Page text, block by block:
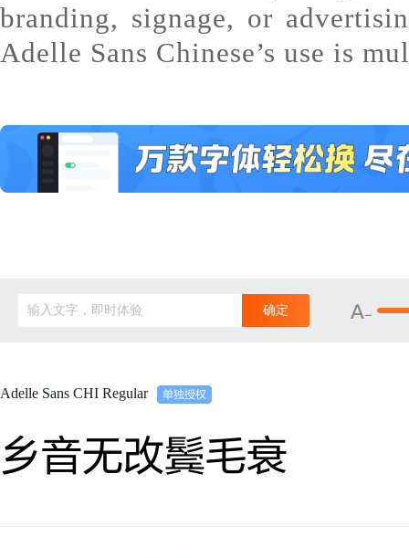
branding, signage, or
Adelle Sans Chinese’s use is
输入文字，即时体验 确定
Adelle Sans CHI Regular
乡音无改鬓毛衰